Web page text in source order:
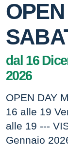
dal 16
2026
OPEN DAY
16 alle 19
alle 19 ---
Gennaio